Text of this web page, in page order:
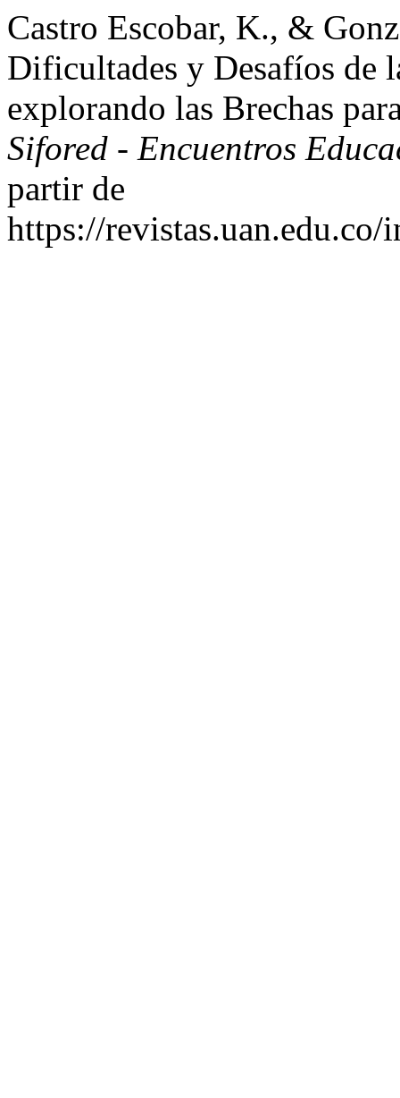
Castro Escobar, K., &
Dificultades y Desafíos de
explorando las Brechas
Sifored - Encuentros
partir de
https://